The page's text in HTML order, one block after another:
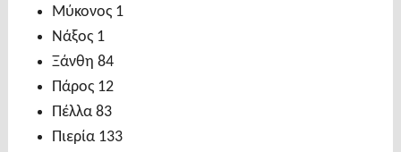
Μύκονος 1
Νάξος 1
Ξάνθη 84
Πάρος 12
Πέλλα 83
Πιερία 133